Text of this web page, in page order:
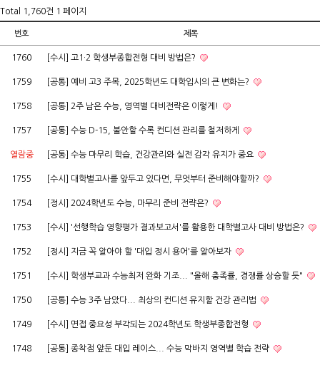
Total 1,760건 1 페이지
번호 제목
1760 [수시] 고1·2 학생부종합전형 대비 방법은?
1759 [공통] 예비 고3 주목, 2025학년도 대학입시의 큰 변화는?
1758 [공통] 2주 남은 수능, 영역별 대비전략은 이렇게!
1757 [공통] 수능 D-15, 불안할 수록 컨디션 관리를 철저하게
열람중 [공통] 수능 마무리 학습, 건강관리와 실전 감각 유지가 중요
1755 [수시] 대학별고사를 앞두고 있다면, 무엇부터 준비해야할까?
1754 [정시] 2024학년도 수능, 마무리 준비 전략은?
1753 [수시] '선행학습 영향평가 결과보고서'를 활용한 대학별고사 대비 방법은?
1752 [정시] 지금 꼭 알아야 할 '대입 정시 용어'를 알아보자
1751 [수시] 학생부교과 수능최저 완화 기조... "올해 충족률, 경쟁률 상승할 듯"
1750 [공통] 수능 3주 남았다... 최상의 컨디션 유지할 건강 관리법
1749 [수시] 면접 중요성 부각되는 2024학년도 학생부종합전형
1748 [공통] 종착점 앞둔 대입 레이스... 수능 막바지 영역별 학습 전략